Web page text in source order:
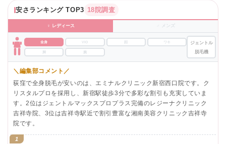
安さランキング TOP3 18院調査
♀ レディース ♂ メンズ
全身 VIO ワキ
脚
ジェントル
脱毛機
＼編集部コメント／
荻窪で全身脱毛が安いのは、エミナルクリニック新宿西口院です。ク
リスタルプロを採用し、新宿駅徒歩3分で多彩な割引も充実していま
す。2位はジェントルマックスプロプラス完備のレジーナクリニック
吉祥寺院、3位は吉祥寺駅近で割引豊富な湘南美容クリニック吉祥寺
院です。
1